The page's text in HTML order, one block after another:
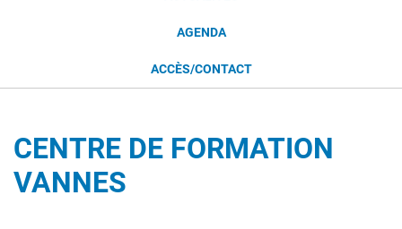
AGENDA
ACCÈS/CONTACT
CENTRE DE FORMATION
VANNES